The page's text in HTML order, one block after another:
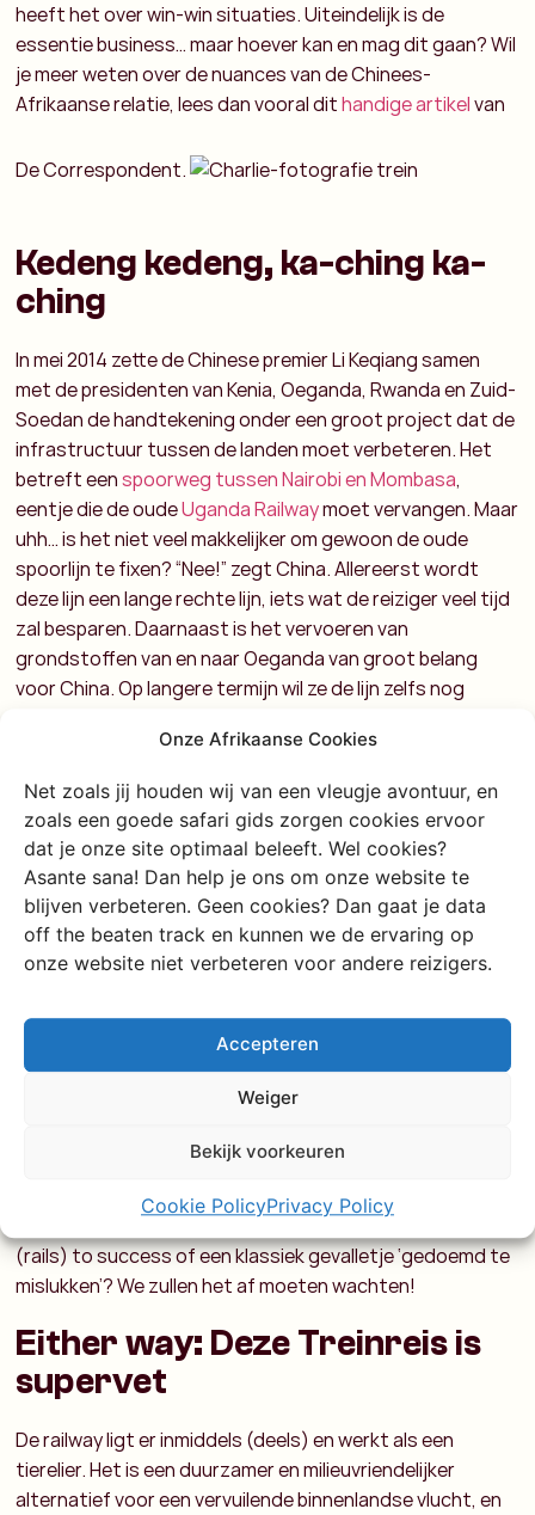
Onze Afrikaanse Cookies
Net zoals jij houden wij van een vleugje avontuur, en
zoals een goede safari gids zorgen cookies ervoor
dat je onze site optimaal beleeft. Wel cookies?
Asante sana! Dan help je ons om onze website te
blijven verbeteren. Geen cookies? Dan gaat je data
off the beaten track en kunnen we de ervaring op
onze website niet verbeteren voor andere reizigers.
Accepteren
Weiger
Bekijk voorkeuren
Cookie PolicyPrivacy Policy
heeft het over win-win situaties. Uiteindelijk is de
essentie business… maar hoever kan en mag dit gaan? Wil
je meer weten over de nuances van de Chinees-
Afrikaanse relatie, lees dan vooral dithandige artikelvan
De Correspondent.
Kedeng kedeng, ka-ching ka-
ching
In mei 2014 zette de Chinese premier Li Keqiang samen
met de presidenten van Kenia, Oeganda, Rwanda en Zuid-
Soedan de handtekening onder een groot project dat de
infrastructuur tussen de landen moet verbeteren. Het
betreft eenspoorweg tussen Nairobi en Mombasa,
eentje die de oudeUganda Railwaymoet vervangen. Maar
uhh… is het niet veel makkelijker om gewoon de oude
spoorlijn te fixen? “Nee!” zegt China. Allereerst wordt
deze lijn een lange rechte lijn, iets wat de reiziger veel tijd
zal besparen. Daarnaast is het vervoeren van
grondstoffen van en naar Oeganda van groot belang
voor China. Op langere termijn wil ze de lijn zelfs nog
als Zuid-Sudan en Oost-Congo. Niet alleen de Chinese
investeringen liggen onder de loep in de media (onlangs
gooide de Keniaanse overheid nog de benzineprijzen
omhoog, mede voor de schuld afbetalingen); er is ook
aardig wat ophef over de national parken Tsavo National
Park en Nairobi National Park. De trein doorkruist deze
gebieden namelijk. Volgens activisten zou de spoorweg
de lokale ecosystemen in de war brengen, waarbij de
commercieel gewin; een strijd die hier helaas maar al te
vaak voorkomt. Eén ding is zeker: door de strakke
planning van de Chinezen vertrekt deze trein op de
minuut nauwkeurig. Het is nog maar de vraag of dit zo zal
de railway over zullen dragen aan Kenia. Kenianen worden
momenteel getraind door de Chinezen over het
onderhoud en het beheren van een spoorweg: the road
(rails) to success of een klassiek gevalletje ‘gedoemd te
mislukken’? We zullen het af moeten wachten!
Either way: Deze Treinreis is
supervet
De railway ligt er inmiddels (deels) en werkt als een
tierelier. Het is een duurzamer en milieuvriendelijker
alternatief voor een vervuilende binnenlandse vlucht, en